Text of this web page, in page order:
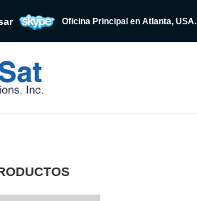
Oficina Principal en Atlanta, USA.